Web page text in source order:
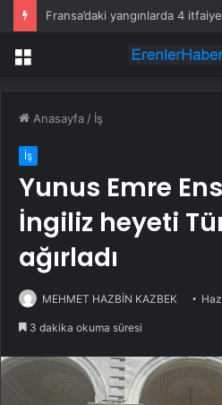
Fransa’daki yangınlarda 4
Menü
Anasayfa / İş
İş
Yunus Emre
İngiliz heyeti
ağırladı
MEHMET HAZBİN KAZBEK
3 dakika okuma süresi